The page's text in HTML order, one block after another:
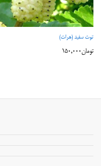
توت سفید (هرات)
تومان150,000